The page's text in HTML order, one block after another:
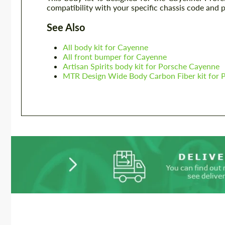
compatibility with your specific chassis code and
See Also
All body kit for Cayenne
All front bumper for Cayenne
Artisan Spirits body kit for Porsche Cayenne
MTR Design Wide Body Carbon Fiber kit for